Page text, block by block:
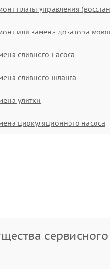
платы управления
или замена дозатора
сливного насоса
сливного шланга
улитки
циркуляционного насоса